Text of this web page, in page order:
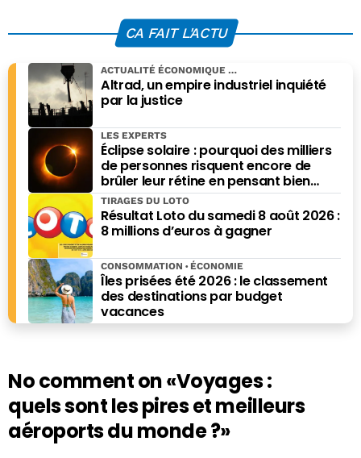
circulation dans
certaines régions
CA FAIT L'ACTU
Altrad, un empire industriel inquiété
par la justice
ACTUALITÉ ÉCONOMIQUE
Éclipse solaire : pourquoi des milliers
de personnes risquent encore de
brûler leur rétine en pensant bien
faire
LES EXPERTS
Résultat Loto du samedi 8 août 2026 :
8 millions d’euros à gagner
TIRAGES DU LOTO
Îles prisées été 2026 : le classement
des destinations par budget
vacances
CONSOMMATION ÉCONOMIE
No comment on«Voyages :
quels sont les pires et meilleurs
aéroports du monde ?»